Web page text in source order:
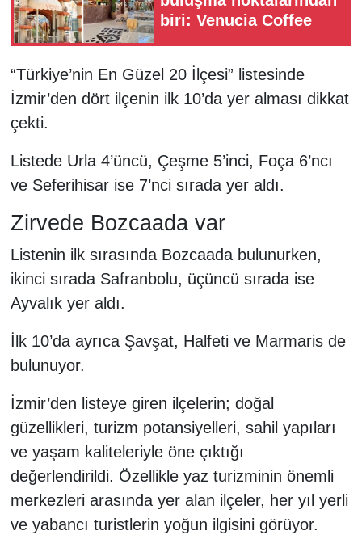
biri: Venucia Coffee
“Türkiye’nin En Güzel 20 İlçesi” listesinde
İzmir’den dört ilçenin ilk 10’da yer alması dikkat
çekti.
Listede Urla 4’üncü, Çeşme 5’inci, Foça 6’ncı
ve Seferihisar ise 7’nci sırada yer aldı.
Zirvede Bozcaada var
Listenin ilk sırasında Bozcaada bulunurken,
ikinci sırada Safranbolu, üçüncü sırada ise
Ayvalık yer aldı.
İlk 10’da ayrıca Şavşat, Halfeti ve Marmaris de
bulunuyor.
İzmir’den listeye giren ilçelerin; doğal
güzellikleri, turizm potansiyelleri, sahil yapıları
ve yaşam kaliteleriyle öne çıktığı
değerlendirildi. Özellikle yaz turizminin önemli
merkezleri arasında yer alan ilçeler, her yıl yerli
ve yabancı turistlerin yoğun ilgisini görüyor.